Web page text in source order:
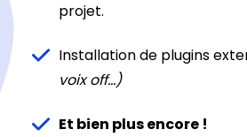
projet.
Installation de plugins
voix off...)
Et bien plus encore !